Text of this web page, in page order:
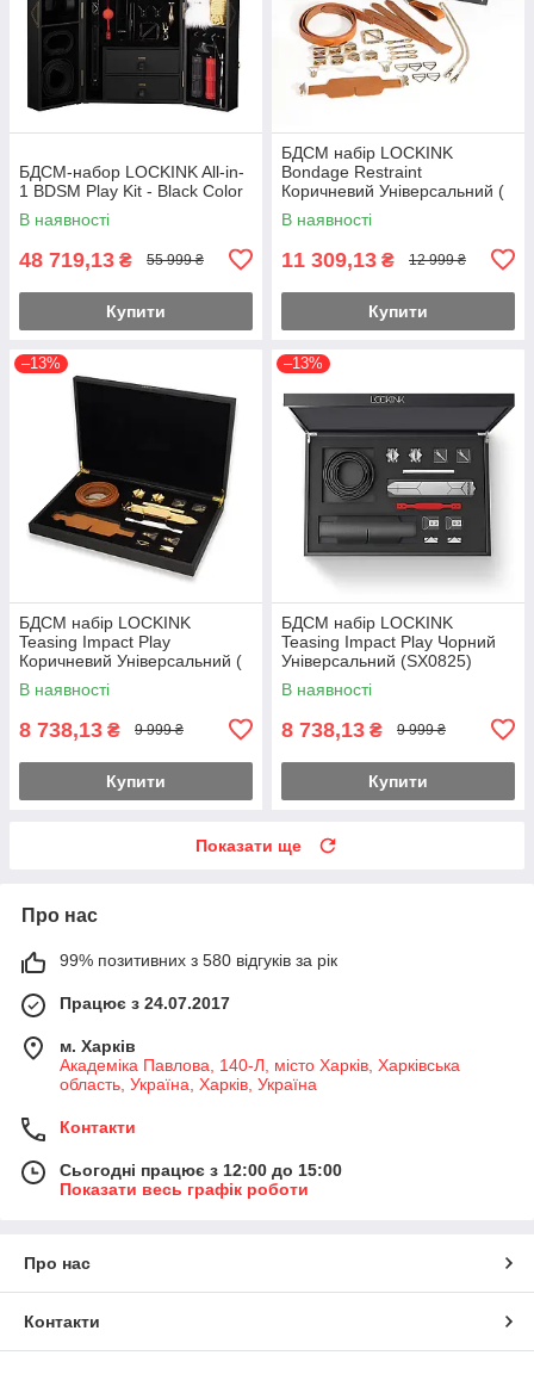
БДСМ-набор LOCKINK All-in-
1 BDSM Play Kit - Black Color
В наявності
48 719,13 ₴ 55 999 ₴
Купити
БДСМ набір LOCKINK
Bondage Restraint
Коричневий Універсальний (
SX0822 )
В наявності
11 309,13 ₴ 12 999 ₴
Купити
–13%
БДСМ набір LOCKINK
Teasing Impact Play
Коричневий Універсальний (
SX0824 )
В наявності
8 738,13 ₴ 9 999 ₴
Купити
–13%
БДСМ набір LOCKINK
Teasing Impact Play Чорний
Універсальний (SX0825)
В наявності
8 738,13 ₴ 9 999 ₴
Купити
Показати ще
Про нас
99% позитивних з 580 відгуків за рік
Працює з 24.07.2017
м. Харків
Академіка Павлова, 140-Л, місто Харків, Харківська
область, Україна, Харків, Україна
Контакти
Сьогодні працює з 12:00 до 15:00
Показати весь графік роботи
Про нас
Контакти